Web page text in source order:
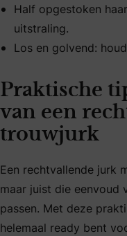
Half opgestoken
uitstraling.
Los en golvend:
Praktische
van een
trouwjurk
Een rechtvallende jurk
maar juist die eenvoud
passen. Met deze
helemaal ready bent